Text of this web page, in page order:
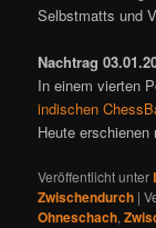
Selbstmatts und
Nachtrag
In einem vierten
indischen
Heute
Veröffentlicht unter
Zwischendurch |
Ohneschach,